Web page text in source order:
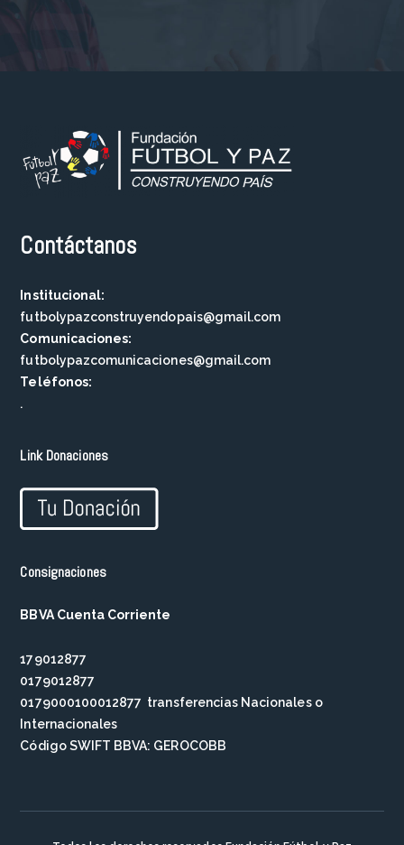
Contáctanos
Institucional:
futbolypazconstruyendopais@gmail.com
Comunicaciones:
futbolypazcomunicaciones@gmail.com
Teléfonos:
.
Link Donaciones
Consignaciones
BBVA Cuenta Corriente
179012877
0179012877
0179000100012877 transferencias Nacionales o
Internacionales
Código SWIFT BBVA: GEROCOBB